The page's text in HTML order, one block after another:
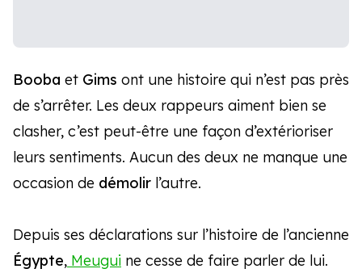
Booba et Gims ont une histoire qui n’est pas près
de s’arrêter. Les deux rappeurs aiment bien se
clasher, c’est peut-être une façon d’extérioriser
leurs sentiments. Aucun des deux ne manque une
occasion de démolir l’autre.
Depuis ses déclarations sur l’histoire de l’ancienne
Égypte, Meugui ne cesse de faire parler de lui.